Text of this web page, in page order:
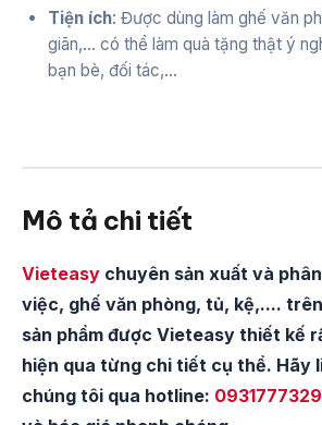
Tiện ích: Được dùng làm ghế văn
giãn,... có thể làm quà tặng thật ý
bạn bè, đối tác,...
Mô tả chi tiết
Vieteasy chuyên sản xuất và
việc, ghế văn phòng, tủ, kệ,....
sản phẩm được Vieteasy thiết kế
hiện qua từng chi tiết cụ thể. Hãy
chúng tôi qua hotline: 0931777329